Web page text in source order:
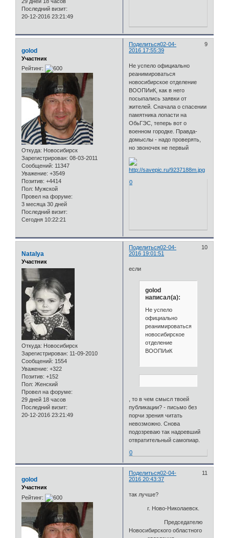
Последний визит:
20-12-2016 23:21:49
Поделиться 9
02-04-
2016 17:55:39
golod
Участник
Рейтинг:
Откуда: Новосибирск
Зарегистрирован: 08-03-2011
Сообщений: 11347
Уважение: +3549
Позитив: +4414
Пол: Мужской
Провел на форуме:
3 месяца 30 дней
Последний визит:
Сегодня 10:22:21
Не успело официально
реанимироваться
новосибирское отделение
ВООПИиК, как в него
посыпались заявки от
жителей. Сначала о спасении
памятника лопасти на
ОбьГЭС, теперь вот о
военном городке. Правда-
домыслы - надо проверять,
но звоночек не первый
0
Поделиться 10
02-04-
2016 19:01:51
Natalya
Участник
Откуда: Новосибирск
Зарегистрирован: 11-09-2010
Сообщений: 1554
Уважение: +322
Позитив: +152
Пол: Женский
Провел на форуме:
29 дней 18 часов
Последний визит:
20-12-2016 23:21:49
если
golod
написал(а):
Не успело
официально
реанимироваться
новосибирское
отделение
ВООПИиК
, то в чем смысл твоей
публикации? - письмо без
порчи зрения читать
невозможно. Снова
подозреваю так надоевший
отвратительный самопиар.
0
Поделиться 11
02-04-
2016 20:43:37
golod
Участник
Рейтинг:
так лучше?
г. Ново-Николаевск.
Председателю
Новосибирского областного